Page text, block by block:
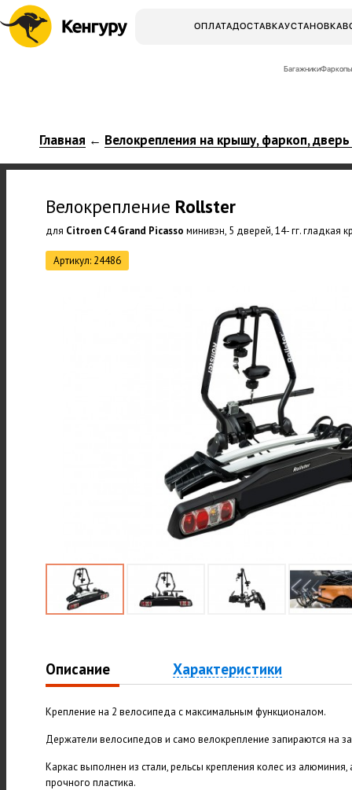
ОПЛАТАДОСТАВКАУСТАНОВКА
БагажникиФаркопы
Главная ← Велокрепления на крышу, фаркоп, дверь
Велокрепление Rollster
для Citroen C4 Grand Picasso минивэн, 5 дверей, 14- гг. гладкая
Артикул: 24486
Описание Характеристики
Крепление на 2 велосипеда с максимальным функционалом.
Держатели велосипедов и само велокрепление запираются на
Каркас выполнен из стали, рельсы крепления колес из
прочного пластика.